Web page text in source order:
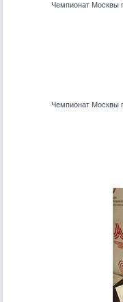
Чемпионат Москвы
Чемпионат Москвы